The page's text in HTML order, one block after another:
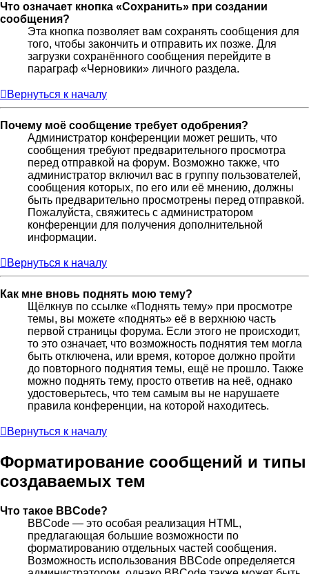
Что означает кнопка «Сохранить» при создании
сообщения?
Эта кнопка позволяет вам сохранять сообщения для
того, чтобы закончить и отправить их позже. Для
загрузки сохранённого сообщения перейдите в
параграф «Черновики» личного раздела.
Вернуться к началу
Почему моё сообщение требует одобрения?
Администратор конференции может решить, что
сообщения требуют предварительного просмотра
перед отправкой на форум. Возможно также, что
администратор включил вас в группу пользователей,
сообщения которых, по его или её мнению, должны
быть предварительно просмотрены перед отправкой.
Пожалуйста, свяжитесь с администратором
конференции для получения дополнительной
информации.
Вернуться к началу
Как мне вновь поднять мою тему?
Щёлкнув по ссылке «Поднять тему» при просмотре
темы, вы можете «поднять» её в верхнюю часть
первой страницы форума. Если этого не происходит,
то это означает, что возможность поднятия тем могла
быть отключена, или время, которое должно пройти
до повторного поднятия темы, ещё не прошло. Также
можно поднять тему, просто ответив на неё, однако
удостоверьтесь, что тем самым вы не нарушаете
правила конференции, на которой находитесь.
Вернуться к началу
Форматирование сообщений и типы
создаваемых тем
Что такое BBCode?
BBCode — это особая реализация HTML,
предлагающая большие возможности по
форматированию отдельных частей сообщения.
Возможность использования BBCode определяется